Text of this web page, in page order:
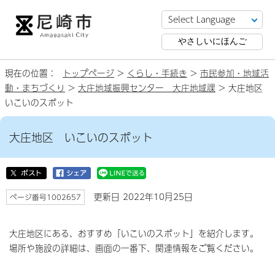
やさしいにほんご
現在の位置： トップページ > くらし・手続き > 市民参加・地域活
動・まちづくり > 大庄地域振興センター 大庄地域課 > 大庄地区
いこいのスポット
大庄地区 いこいのスポット
ページ番号1002657 更新日 2022年10月25日
大庄地区にある、おすすめ「いこいのスポット」を紹介します。
場所や施設の詳細は、画面の一番下、関連情報をご覧ください。